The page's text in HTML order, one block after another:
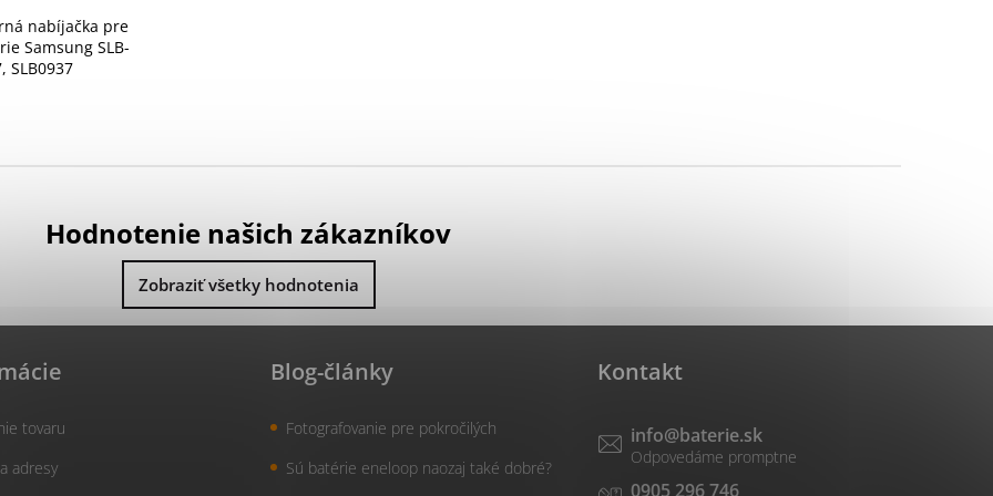
nabíjačka pre
Samsung SLB-
SLB0937
Hodnotenie našich zákazníkov
Zobraziť všetky hodnotenia
tovaru
adresy
Blog-články
Fotografovanie pre pokročilých
Sú batérie eneloop naozaj také dobré?
Kontakt
info@baterie.sk
0905 296 746